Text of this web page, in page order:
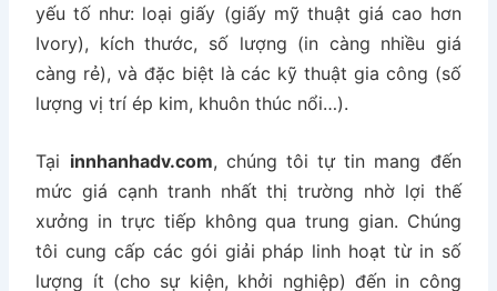
yếu tố như: loại giấy (giấy mỹ thuật giá cao hơn
Ivory), kích thước, số lượng (in càng nhiều giá
càng rẻ), và đặc biệt là các kỹ thuật gia công (số
lượng vị trí ép kim, khuôn thúc nổi…).
Tại innhanhadv.com, chúng tôi tự tin mang đến
mức giá cạnh tranh nhất thị trường nhờ lợi thế
xưởng in trực tiếp không qua trung gian. Chúng
tôi cung cấp các gói giải pháp linh hoạt từ in số
lượng ít (cho sự kiện, khởi nghiệp) đến in công